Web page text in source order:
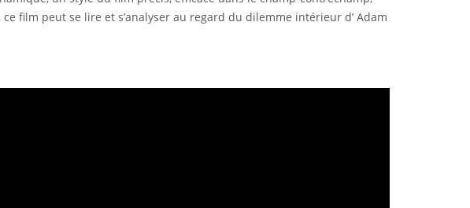
film peut se lire et s’analyser au regard du dilemme intérieur d’ Adam